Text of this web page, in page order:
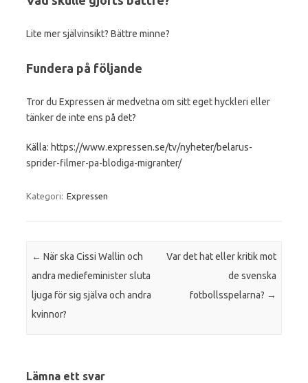
Lite mer självinsikt? Bättre minne?
Fundera på följande
Tror du Expressen är medvetna om sitt eget hyckleri eller
tänker de inte ens på det?
Källa: https://www.expressen.se/tv/nyheter/belarus-
sprider-filmer-pa-blodiga-migranter/
Kategori: Expressen
Inläggsnavigering
← När ska Cissi Wallin och
andra mediefeminister sluta
ljuga för sig själva och andra
kvinnor?
Var det hat eller kritik mot
de svenska
fotbollsspelarna? →
Lämna ett svar